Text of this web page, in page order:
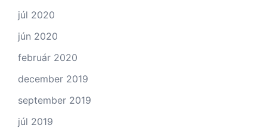
júl 2020
jún 2020
február 2020
december 2019
september 2019
júl 2019